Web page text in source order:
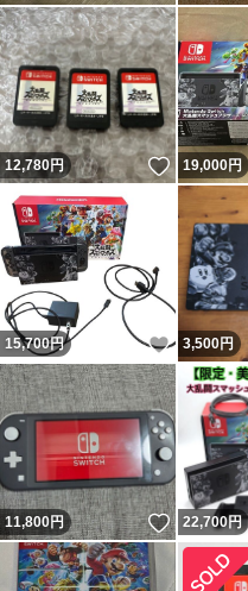
12,780円 いいね！
19,000円
15,700円 いいね！
3,500円
11,800円 いいね！
22,700円